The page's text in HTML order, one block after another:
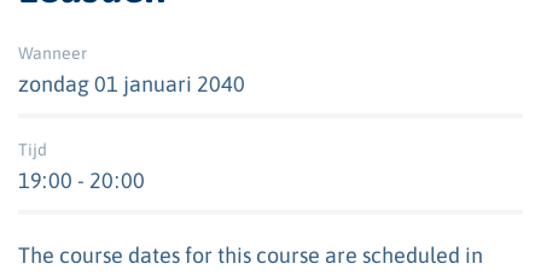
Wanneer
zondag 01 januari 2040
Tijd
19:00 - 20:00
The course dates for this course are scheduled in